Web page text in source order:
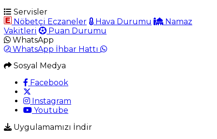
Servisler
Nöbetçi Eczaneler
Hava Durumu
Namaz
Vakitleri
Puan Durumu
WhatsApp
WhatsApp İhbar Hattı
Sosyal Medya
Facebook
Instagram
Youtube
Uygulamamızı İndir